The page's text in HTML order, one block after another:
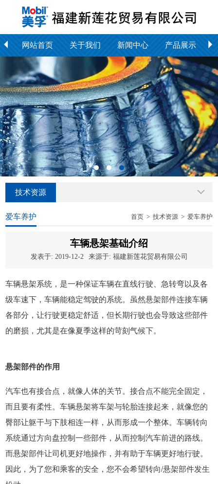
网站首页 关于我们 新闻中心 产品展示
技术资源
爱车养护 首页 > 技术资源 > 爱车养护
车辆悬架基础介绍
发表于: 2019-12-2 来源于: 福建新莲花贸易有限公司
车辆悬架系统，是一种保证车辆在直线行驶、急转弯以及各
级车速下，车辆能稳定驾驶的系统。虽然悬架部件连接车辆
各部分，让行驶更稳定舒适，但长期行驶也会导致这些部件
的磨损，尤其是在像夏季这样的苛刻气候下。
悬架部件的作用
汽车也有接合点，就像人体的关节。接合点不能完全固定，
而且要有柔性。车辆悬架将车架与轮胎连接起来，就像您的
臀部让躯干与下肢相连一样，从而形成一个整体。车辆转向
系统通过方向盘控制一些部件，从而控制汽车前进的路线。
而悬架部件让司机更好地操作，并有助于车辆更好地行驶。
因此，为了您和乘客的安全，您不会希望转向/悬架部件发生